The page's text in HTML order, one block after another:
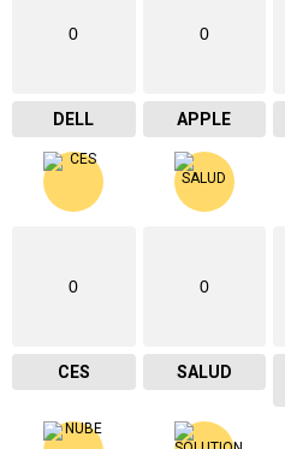
0
DELL
0
APPLE
0
CES
0
SALUD